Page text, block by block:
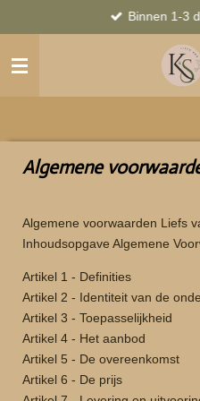
direct
naar
hoofdinhoud
Binnen 1-3
Algemene
Algemene voorwaarden Liefs
Inhoudsopgave Algemene
Artikel 1 - Definities
Artikel 2 - Identiteit van de
Artikel 3 - Toepasselijkheid
Artikel 4 - Het aanbod
Artikel 5 - De overeenkomst
Artikel 6 - De prijs